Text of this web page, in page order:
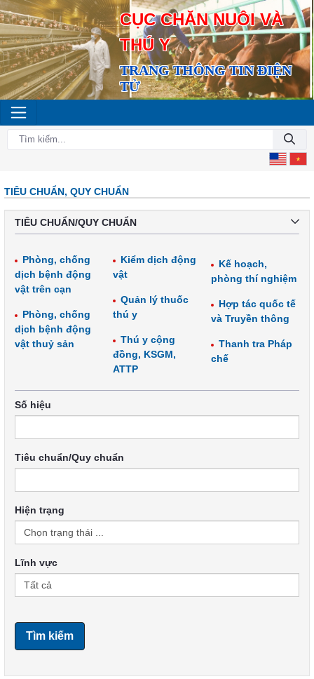
CỤC CHĂN NUÔI VÀ
THÚ Y
TRANG THÔNG TIN ĐIỆN
TỬ
TIÊU CHUẨN, QUY CHUẨN
TIÊU CHUẨN/QUY CHUẨN
Phòng, chống
dịch bệnh động
vật trên cạn
Phòng, chống
dịch bệnh động
vật thuỷ sản
Kiểm dịch động
vật
Quản lý thuốc
thú y
Thú y cộng
đồng, KSGM,
ATTP
Kế hoạch,
phòng thí nghiệm
Hợp tác quốc tế
và Truyền thông
Thanh tra Pháp
chế
Số hiệu
Tiêu chuẩn/Quy chuẩn
Hiện trạng
Lĩnh vực
Tìm kiếm